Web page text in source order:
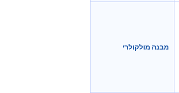
מבנה מולקולרי